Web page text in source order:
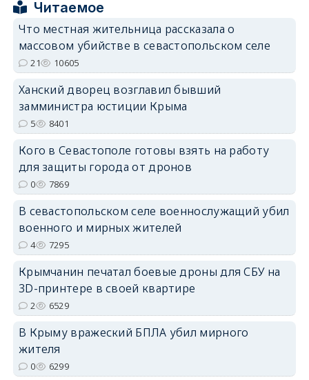
erid: 2SDnjdvhGXG
Читаемое
Что местная жительница рассказала о
массовом убийстве в севастопольском селе
21 10605
Ханский дворец возглавил бывший
замминистра юстиции Крыма
5 8401
Кого в Севастополе готовы взять на работу
для защиты города от дронов
0 7869
В севастопольском селе военнослужащий убил
военного и мирных жителей
4 7295
Крымчанин печатал боевые дроны для СБУ на
3D-принтере в своей квартире
2 6529
В Крыму вражеский БПЛА убил мирного
жителя
0 6299